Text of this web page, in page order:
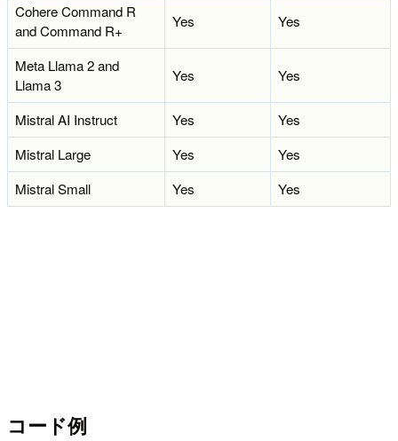
Cohere Command R
and Command R+
Yes Yes
Meta Llama 2 and
Llama 3
Yes Yes
Mistral AI Instruct Yes
Yes
Mistral Large
Yes
Yes
Mistral Small
Yes Yes
コード例